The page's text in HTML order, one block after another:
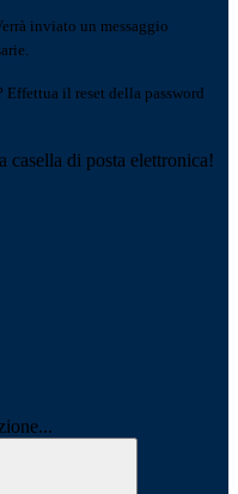
inviato un messaggio
Effettua il reset della password
casella di posta elettronica!